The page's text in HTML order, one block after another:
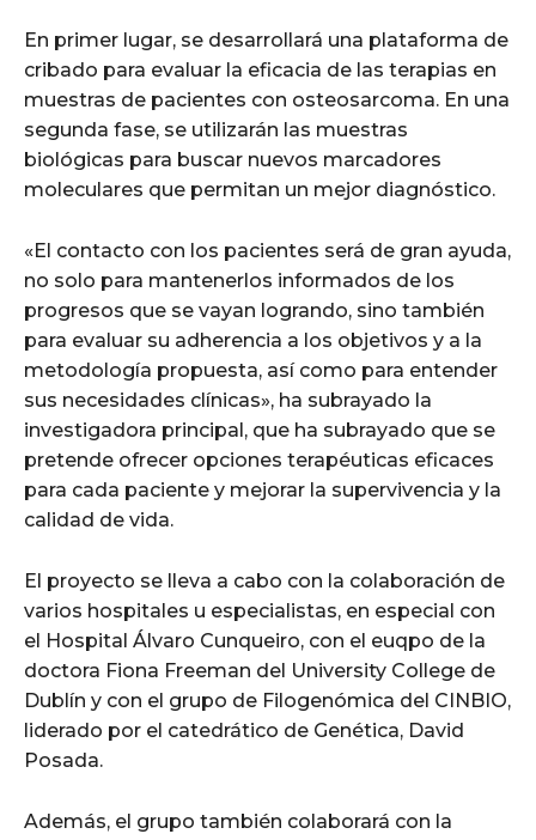
En primer lugar, se desarrollará una plataforma de
cribado para evaluar la eficacia de las terapias en
muestras de pacientes con osteosarcoma. En una
segunda fase, se utilizarán las muestras
biológicas para buscar nuevos marcadores
moleculares que permitan un mejor diagnóstico.
«El contacto con los pacientes será de gran ayuda,
no solo para mantenerlos informados de los
progresos que se vayan logrando, sino también
para evaluar su adherencia a los objetivos y a la
metodología propuesta, así como para entender
sus necesidades clínicas», ha subrayado la
investigadora principal, que ha subrayado que se
pretende ofrecer opciones terapéuticas eficaces
para cada paciente y mejorar la supervivencia y la
calidad de vida.
El proyecto se lleva a cabo con la colaboración de
varios hospitales u especialistas, en especial con
el Hospital Álvaro Cunqueiro, con el euqpo de la
doctora Fiona Freeman del University College de
Dublín y con el grupo de Filogenómica del CINBIO,
liderado por el catedrático de Genética, David
Posada.
Además, el grupo también colaborará con la